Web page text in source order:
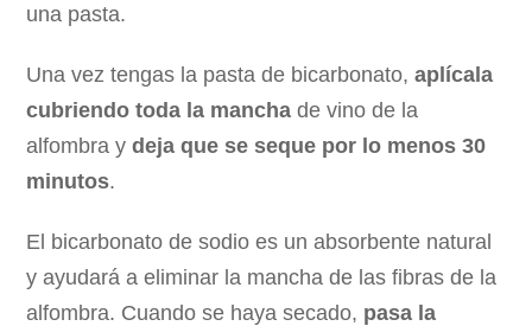
una pasta.
Una vez tengas la pasta de bicarbonato,aplícala
cubriendo toda la mancha de vino de la
alfombra ydeja que se seque por lo menos 30
minutos.
El bicarbonato de sodio es un absorbente natural
y ayudará a eliminar la mancha de las fibras de la
alfombra. Cuando se haya secado, pasa la